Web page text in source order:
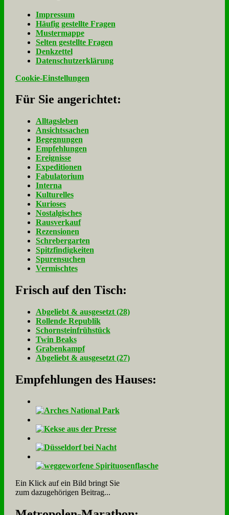
Im­pres­sum
Häu­fig ge­stell­te Fra­gen
Mu­ster­map­pe
Sel­ten ge­stell­te Fra­gen
Denk­zet­tel
Da­ten­schutz­er­klä­rung
Cookie-Einstellungen
Für Sie an­ge­rich­tet:
Alltagsleben
Ansichtssachen
Begegnungen
Empfehlungen
Ereignisse
Expeditionen
Fabulatorium
Interna
Kulturelles
Kurioses
Nostalgisches
Rausverkauf
Rezensionen
Schrebergarten
Spitzfindigkeiten
Spurensuchen
Vermischtes
Frisch auf den Tisch:
Ab­ge­liebt & aus­ge­setzt (28)
Rol­len­de Re­pu­blik
Schorn­stein­früh­stück
Twin Beaks
Gra­ben­kampf
Ab­ge­liebt & aus­ge­setzt (27)
Empfehlungen des Hauses:
Ein Klick auf ein Bild bringt Sie
zum dazugehörigen Beitrag...